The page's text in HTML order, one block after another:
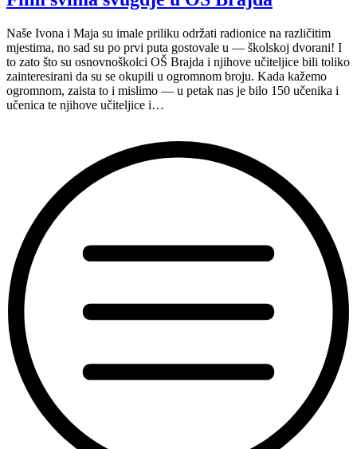
Naše Ivona i Maja su imale priliku održati radionice na različitim
mjestima, no sad su po prvi puta gostovale u — školskoj dvorani! I
to zato što su osnovnoškolci OŠ Brajda i njihove učiteljice bili toliko
zainteresirani da su se okupili u ogromnom broju. Kada kažemo
ogromnom, zaista to i mislimo — u petak nas je bilo 150 učenika i
učenica te njihove učiteljice i…